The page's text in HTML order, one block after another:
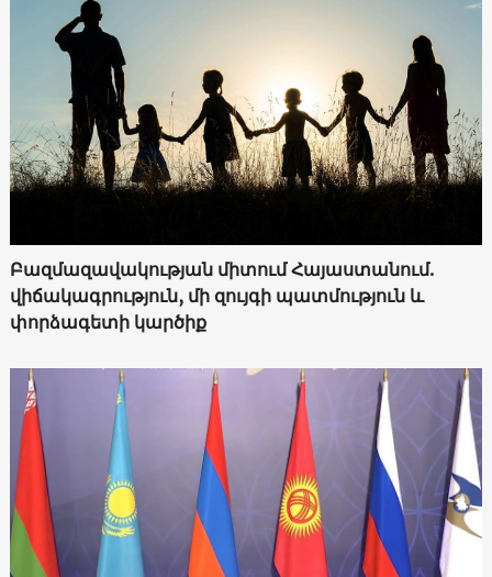
Բազմազավակության միտում Հայաստանում.
վիճակագրություն, մի զույգի պատմություն և
փորձագետի կարծիք